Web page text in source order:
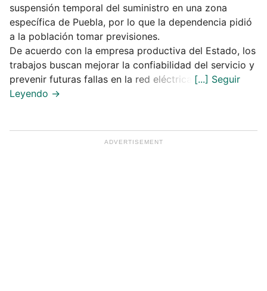
suspensión temporal del suministro en una zona
específica de Puebla, por lo que la dependencia pidió
a la población tomar previsiones.
De acuerdo con la empresa productiva del Estado, los
trabajos buscan mejorar la confiabilidad del servicio y
prevenir futuras fallas en la red eléctrica.